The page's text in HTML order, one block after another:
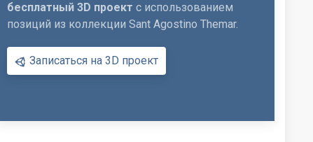
бесплатный 3D проект с использованием
позиций из коллекции Sant Agostino Themar.
Записаться на 3D проект